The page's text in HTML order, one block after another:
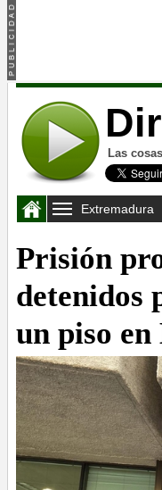
Las
Extremadura
Prisión
detenidos
un piso